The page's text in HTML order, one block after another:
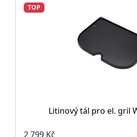
TOP
Litinový tál pro el. gril
2 799 Kč